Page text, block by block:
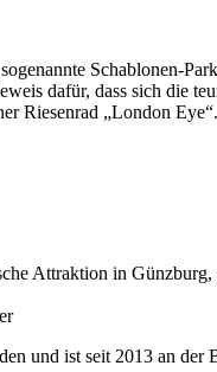
Schablonen-
dafür, dass sich die
Riesenrad „London Eye“.
Attraktion in
und ist seit 2013 an